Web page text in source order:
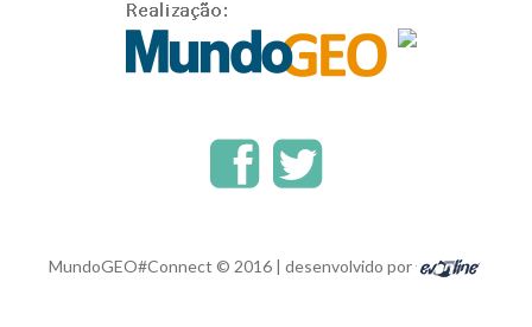
MundoGEO#Connect © 2016 | desenvolvido por